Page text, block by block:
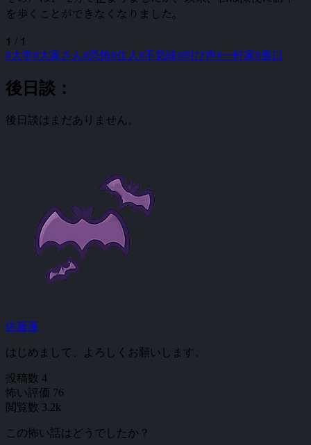
を歩くことができなくなりました。
1 / 1
#大学#大家さん#恐怖#住人 #不気味#叫び声#一軒家#裏口
後日談：
後日談はまだありません。
佐藤蓮
はじめまして、よろしくお願いします。
投稿数 4
怖い評価 76
閲覧数 3.2k
この怖い話はどうでしたか？